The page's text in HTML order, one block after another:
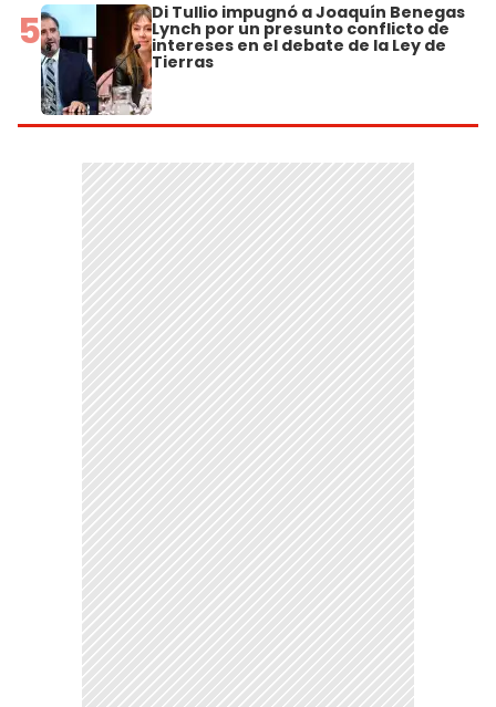
5 Di Tullio impugnó a Joaquín Benegas
Lynch por un presunto conflicto de
intereses en el debate de la Ley de
Tierras